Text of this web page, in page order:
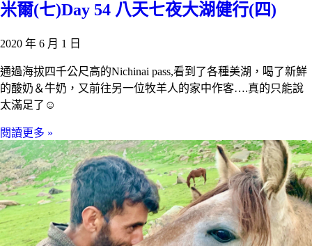
米爾(七)Day 54 八天七夜大湖健行(四)
2020 年 6 月 1 日
通過海拔四千公尺高的Nichinai pass,看到了各種美湖，喝了新鮮
的酸奶＆牛奶，又前往另一位牧羊人的家中作客….真的只能說
太滿足了☺️
閱讀更多 »